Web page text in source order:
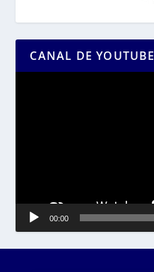
CANAL DE YOUTUBE
00:00